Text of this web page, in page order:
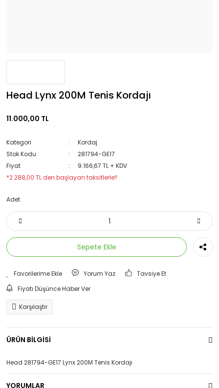
Head Lynx 200M Tenis Kordajı
11.000,00 TL
Kategori
Kordaj
Stok Kodu
281794-GE17
Fiyat
9.166,67 TL + KDV
*2.288,00 TL den başlayan taksitlerle!!
Adet
Sepete Ekle
Yorum Yaz
Tavsiye Et
Fiyatı Düşünce Haber Ver
Karşılaştır
ÜRÜN BİLGİSİ
Head 281794-GE17 Lynx 200M Tenis Kordajı
YORUMLAR